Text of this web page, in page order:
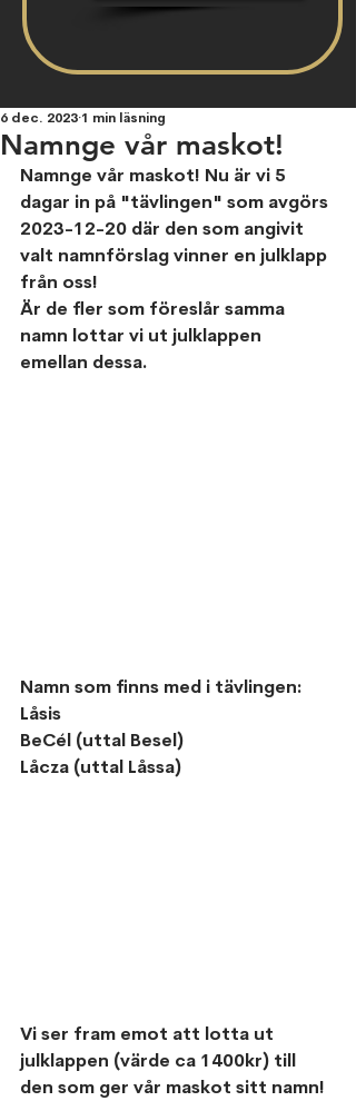
Namnge vår maskot!
6 dec. 2023 1 min läsning
Namnge vår maskot! Nu är vi 5
dagar in på "tävlingen" som avgörs
2023-12-20 där den som angivit
valt namnförslag vinner en julklapp
från oss!
Är de fler som föreslår samma
namn lottar vi ut julklappen
emellan dessa.
Namn som finns med i tävlingen:
Låsis
BeCél (uttal Besel)
Låcza (uttal Låssa)
Vi ser fram emot att lotta ut
julklappen (värde ca 1400kr) till
den som ger vår maskot sitt namn!